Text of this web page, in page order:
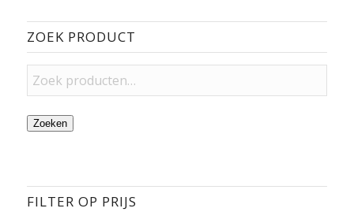
ZOEK PRODUCT
Zoeken
FILTER OP PRIJS